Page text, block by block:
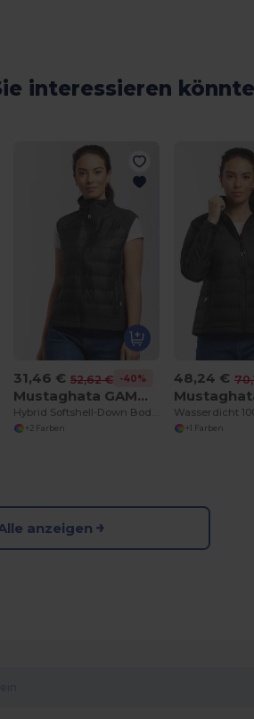
interessieren
31,46 € 52,62 € -40%
Mustaghata GAMMA
+2 Farben
48,24 €
+1 Farben
anzeigen